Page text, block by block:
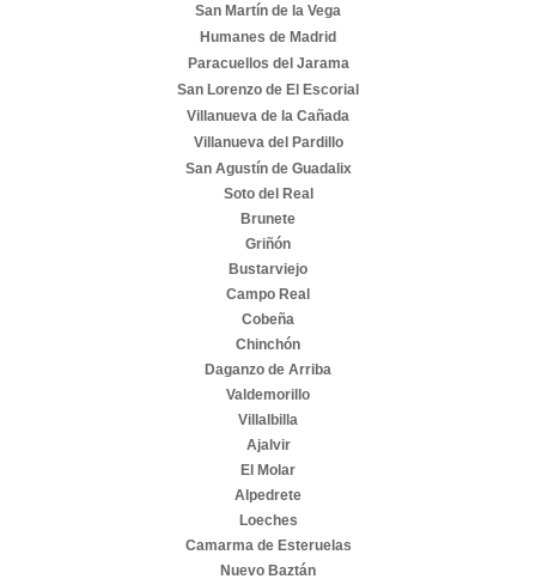
San Martín de la Vega
Humanes de Madrid
Paracuellos del Jarama
San Lorenzo de El Escorial
Villanueva de la Cañada
Villanueva del Pardillo
San Agustín de Guadalix
Soto del Real
Brunete
Griñón
Bustarviejo
Campo Real
Cobeña
Chinchón
Daganzo de Arriba
Valdemorillo
Villalbilla
Ajalvir
El Molar
Alpedrete
Loeches
Camarma de Esteruelas
Nuevo Baztán